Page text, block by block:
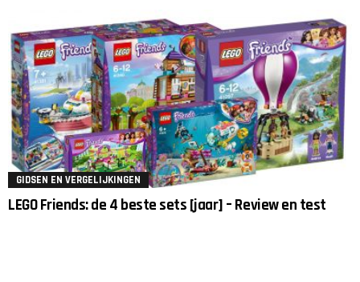
GIDSEN EN VERGELIJKINGEN
LEGO Friends: de 4 beste sets [jaar] – Review en test